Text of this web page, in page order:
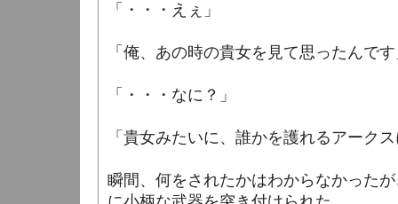
「・・・えぇ」
「俺、あの時の貴女を見て思ったんで
「・・・なに？」
「貴女みたいに、誰かを護れるアーク
瞬間、何をされたかはわからなかった